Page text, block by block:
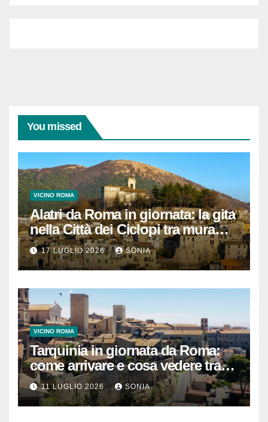
You missed
VICINO ROMA
Alatri da Roma in giornata: la gita
nella Città dei Ciclopi tra mura
megalitiche, vicoli medievali e
panorami di Ciociaria
17 LUGLIO 2026 SONIA
VICINO ROMA
Tarquinia in giornata da Roma:
come arrivare e cosa vedere tra
necropoli etrusca, museo e
centro storico
11 LUGLIO 2026 SONIA